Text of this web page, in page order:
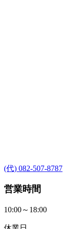
(代) 082-507-8787
営業時間
10:00～18:00